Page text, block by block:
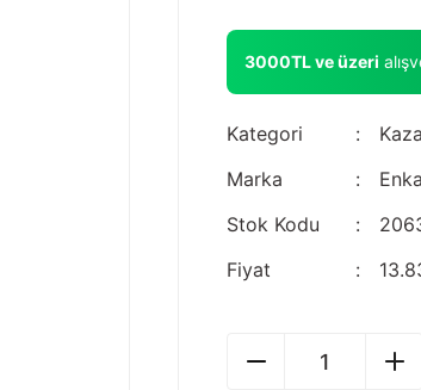
3000TL ve üzeri
Kategori
Marka
Stok Kodu
Fiyat